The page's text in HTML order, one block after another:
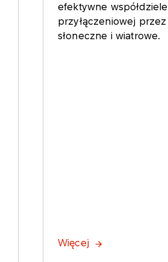
efektywne
przyłączeniowej przez
słoneczne i wiatrowe.
Więcej